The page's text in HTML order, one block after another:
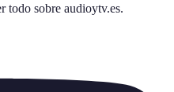
todo sobre audioytv.es.